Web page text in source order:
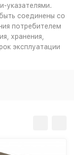
указателями.
соединены со
потребителем
хранения,
эксплуатации